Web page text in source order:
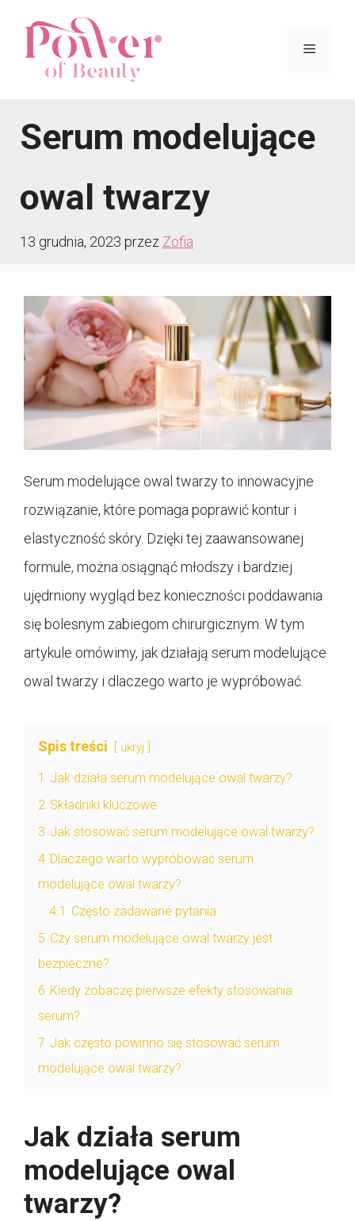
Menu
Serum modelujące
owal twarzy
13 grudnia, 2023 przez Zofia
Serum modelujące owal twarzy to innowacyjne
rozwiązanie, które pomaga poprawić kontur i
elastyczność skóry. Dzięki tej zaawansowanej
formule, można osiągnąć młodszy i bardziej
ujędrniony wygląd bez konieczności poddawania
się bolesnym zabiegom chirurgicznym. W tym
artykule omówimy, jak działają serum modelujące
owal twarzy i dlaczego warto je wypróbować.
Spis treści ukryj
1 Jak działa serum modelujące owal twarzy?
2 Składniki kluczowe
3 Jak stosować serum modelujące owal twarzy?
4 Dlaczego warto wypróbować serum
modelujące owal twarzy?
4.1 Często zadawane pytania
5 Czy serum modelujące owal twarzy jest
bezpieczne?
6 Kiedy zobaczę pierwsze efekty stosowania
serum?
7 Jak często powinno się stosować serum
modelujące owal twarzy?
Jak działa serum
modelujące owal
twarzy?